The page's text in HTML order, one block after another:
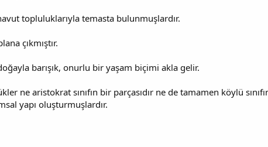
topluluklarıyla temasta bulunmuşlardır.
çıkmıştır.
barışık, onurlu bir yaşam biçimi akla gelir.
ne aristokrat sınıfın bir parçasıdır ne de tamamen köylü
yapı oluşturmuşlardır.